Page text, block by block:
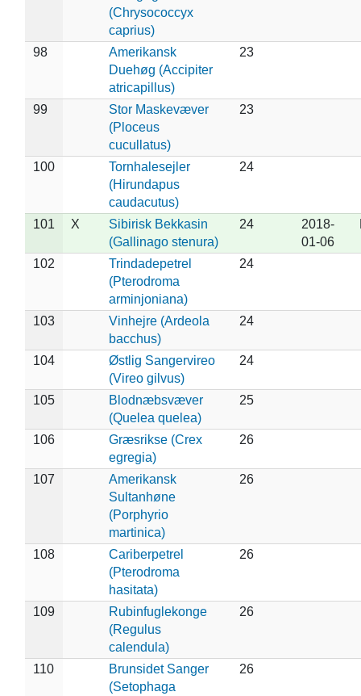
(Chrysococcyx
caprius)
98
Amerikansk
Duehøg (Accipiter
atricapillus)
23
99
Stor Maskevæver
(Ploceus
cucullatus)
23
100
Tornhalesejler
(Hirundapus
caudacutus)
24
101 X
Sibirisk Bekkasin
(Gallinago stenura)
24
2018-
01-06
102
Trindadepetrel
(Pterodroma
arminjoniana)
24
103
Vinhejre (Ardeola
bacchus)
24
104
Østlig Sangervireo
(Vireo gilvus)
24
105
Blodnæbsvæver
(Quelea quelea)
25
106
Græsrikse (Crex
egregia)
26
107
Amerikansk
Sultanhøne
(Porphyrio
martinica)
26
108
Cariberpetrel
(Pterodroma
hasitata)
26
109
Rubinfuglekonge
(Regulus
calendula)
26
110
Brunsidet Sanger
(Setophaga
26